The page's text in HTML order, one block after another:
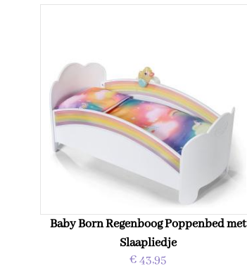
Baby Born Regenboog Poppenbed met
Slaapliedje
€ 43,95